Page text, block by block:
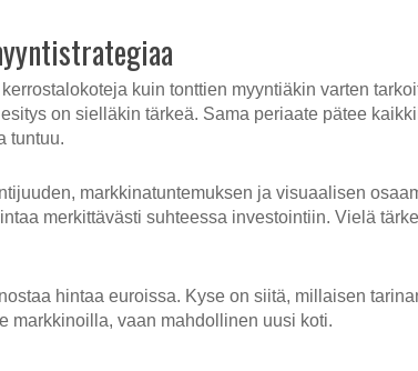
kuin tonttien myyntiäkin varten
on sielläkin tärkeä. Sama periaate pätee
tuntuu.
markkinatuntemuksen ja visuaalisen
merkittävästi suhteessa investointiin. Vielä
hintaa euroissa. Kyse on siitä, millaisen
markkinoilla, vaan mahdollinen uusi koti.